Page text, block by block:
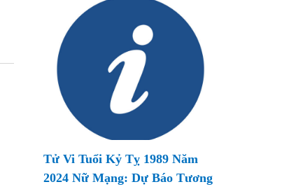
Tử Vi Tuổi Kỷ Tỵ 1989 Năm
2024 Nữ Mạng: Dự Báo Tương